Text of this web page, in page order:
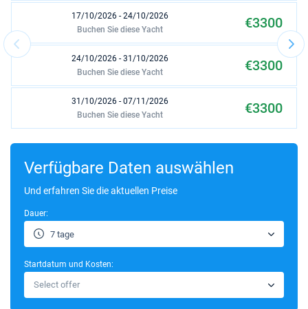
17/10/2026 - 24/10/2026 €3300
Buchen Sie diese Yacht
24/10/2026 - 31/10/2026 €3300
Buchen Sie diese Yacht
31/10/2026 - 07/11/2026 €3300
Buchen Sie diese Yacht
07/11/2026 - 14/11/2026
14/11/2026 - 21/11/2026
€3300
28/11/2026 - 05/12/2026
Buchen Sie diese Yacht
Verfügbare Daten auswählen
Und erfahren Sie die aktuellen Preise
Dauer:
7 tage
Startdatum und Kosten:
Select offer